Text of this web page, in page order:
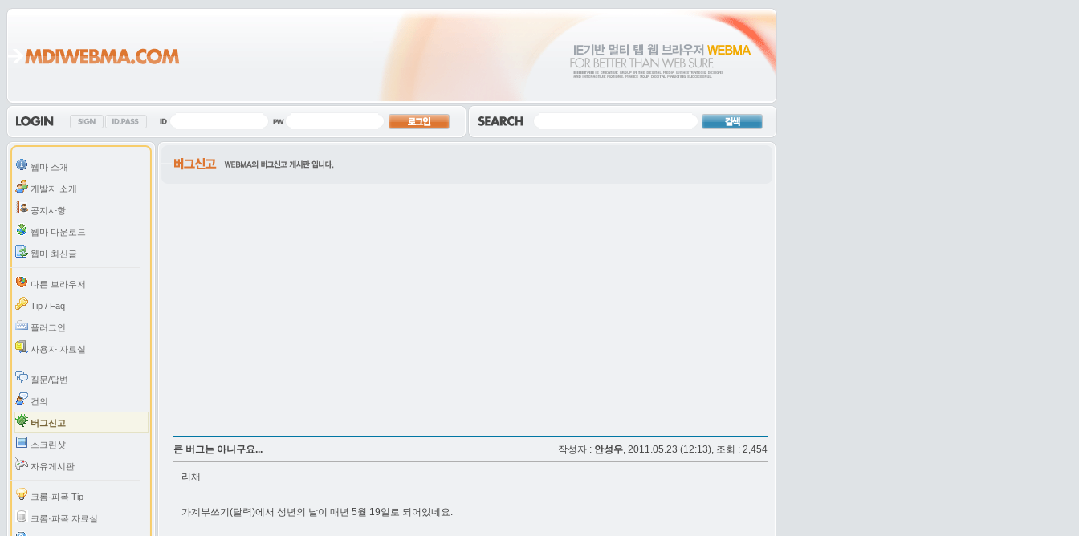
웹마 소개
개발자 소개
공지사항
웹마 다운로드
웹마 최신글
다른 브라우저
Tip / Faq
플러그인
사용자 자료실
질문/답변
건의
버그신고
스크린샷
자유게시판
크롬·파폭 Tip
크롬·파폭 자료실
큰 버그는 아니구요... 작성자 : 안성우, 2011.05.23 (12:13), 조회 : 2,454
리채
가계부쓰기(달력)에서 성년의 날이 매년 5월 19일로 되어있네요.